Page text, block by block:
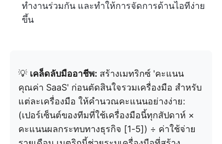
ทำงานร่วมกัน และทำให้การจัดการด้านไอทีง่าย
ขึ้น
💡 เคล็ดลับมืออาชีพ: สร้างเมทริกซ์ 'คะแนน
คุณค่า SaaS' ก่อนตัดสินใจรวมเครื่องมือ สำหรับ
แต่ละเครื่องมือ ให้คำนวณคะแนนอย่างง่าย:
(เปอร์เซ็นต์ของทีมที่ใช้เครื่องมือนี้ทุกสัปดาห์ ×
คะแนนผลกระทบทางธุรกิจ [1-5]) ÷ ค่าใช้จ่าย